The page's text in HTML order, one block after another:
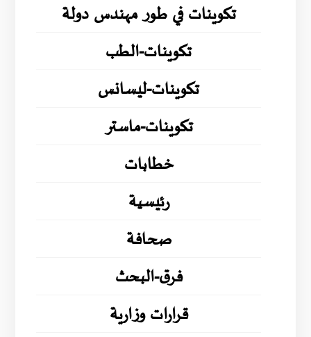
تكوينات في طور مهندس دولة
تكوينات-الطب
تكوينات-ليسانس
تكوينات-ماستر
خطابات
رئيسية
صحافة
فرق-البحث
قرارات وزارية